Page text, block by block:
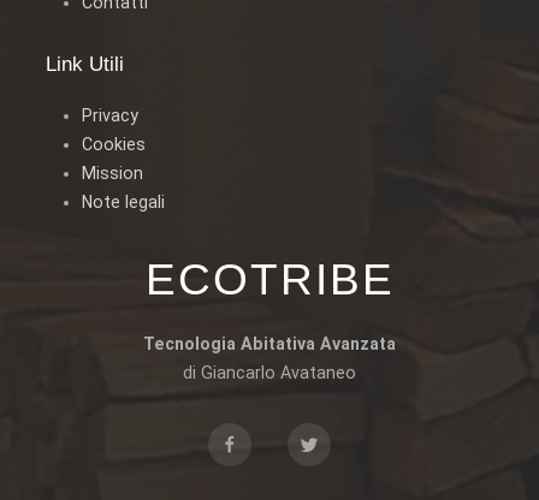
Link Utili
Privacy
Cookies
Mission
Note legali
ECOTRIBE
Tecnologia Abitativa Avanzata
di Giancarlo Avataneo